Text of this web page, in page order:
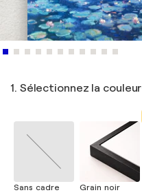
1. Sélectionnez la couleur
Sans cadre
Grain noir